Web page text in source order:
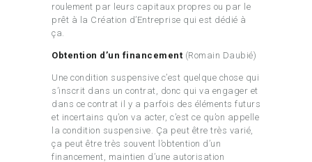
roulement par leurs capitaux propres ou par le
prêt à la Création d’Entreprise qui est dédié à
ça.
Obtention d’un financement (Romain Daubié)
Une condition suspensive c’est quelque chose qui
s’inscrit dans un contrat, donc qui va engager et
dans ce contrat il y a parfois des éléments futurs
et incertains qu’on va acter, c’est ce qu’on appelle
la condition suspensive. Ça peut être très varié,
ça peut être très souvent l’obtention d’un
financement, maintien d’une autorisation